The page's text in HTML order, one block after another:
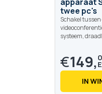
apparaat
twee pc's
Schakel
systeem,
€149,
IN